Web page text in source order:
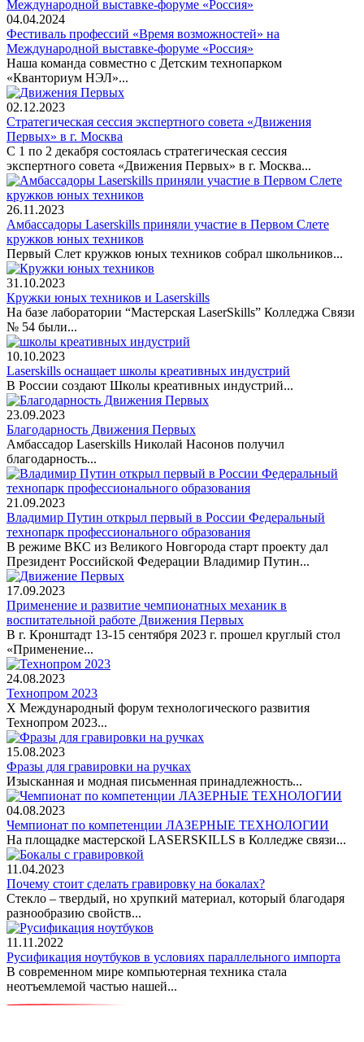
04.04.2024
Фестиваль профессий «Время возможностей» на
Международной выставке-форуме «Россия»
Наша команда совместно с Детским технопарком
«Кванториум НЭЛ»...
02.12.2023
Стратегическая сессия экспертного совета «Движения
Первых» в г. Москва
С 1 по 2 декабря состоялась стратегическая сессия
экспертного совета «Движения Первых» в г. Москва...
26.11.2023
Амбассадоры Laserskills приняли участие в Первом Слете
кружков юных техников
Первый Слет кружков юных техников собрал школьников...
31.10.2023
Кружки юных техников и Laserskills
На базе лаборатории “Мастерская LaserSkills” Колледжа Связи
№ 54 были...
10.10.2023
Laserskills оснащает школы креативных индустрий
В России создают Школы креативных индустрий...
23.09.2023
Благодарность Движения Первых
Амбассадор Laserskills Николай Насонов получил
благодарность...
21.09.2023
Владимир Путин открыл первый в России Федеральный
технопарк профессионального образования
В режиме ВКС из Великого Новгорода старт проекту дал
Президент Российской Федерации Владимир Путин...
17.09.2023
Применение и развитие чемпионатных механик в
воспитательной работе Движения Первых
В г. Кронштадт 13-15 сентября 2023 г. прошел круглый стол
«Применение...
24.08.2023
Технопром 2023
X Международный форум технологического развития
Технопром 2023...
15.08.2023
Фразы для гравировки на ручках
Изысканная и модная письменная принадлежность...
04.08.2023
Чемпионат по компетенции ЛАЗЕРНЫЕ ТЕХНОЛОГИИ
На площадке мастерской LASERSKILLS в Колледже связи...
11.04.2023
Почему стоит сделать гравировку на бокалах?
Стекло – твердый, но хрупкий материал, который благодаря
разнообразию свойств...
11.11.2022
Русификация ноутбуков в условиях параллельного импорта
В современном мире компьютерная техника стала
неотъемлемой частью нашей...